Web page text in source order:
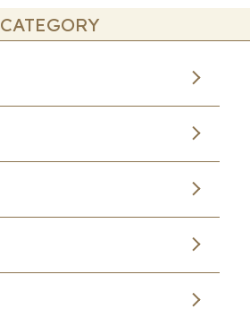
CATEGORY